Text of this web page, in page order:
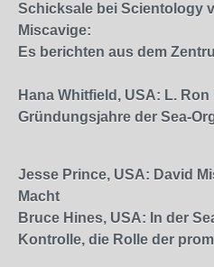
Schicksale bei Scientology
Miscavige:
Es berichten aus dem
Hana Whitfield, USA: L.
Gründungsjahre der Sea-
Jesse Prince, USA: David
Macht
Bruce Hines, USA: In der
Kontrolle, die Rolle der